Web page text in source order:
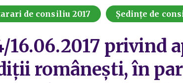
de consiliu 2017 Ședințe de
16.06.2017 privind
românești, în